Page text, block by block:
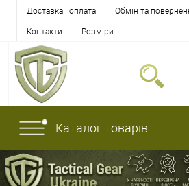
Доставка і оплата Обмін та
Контакти
Розміри
Каталог товарів